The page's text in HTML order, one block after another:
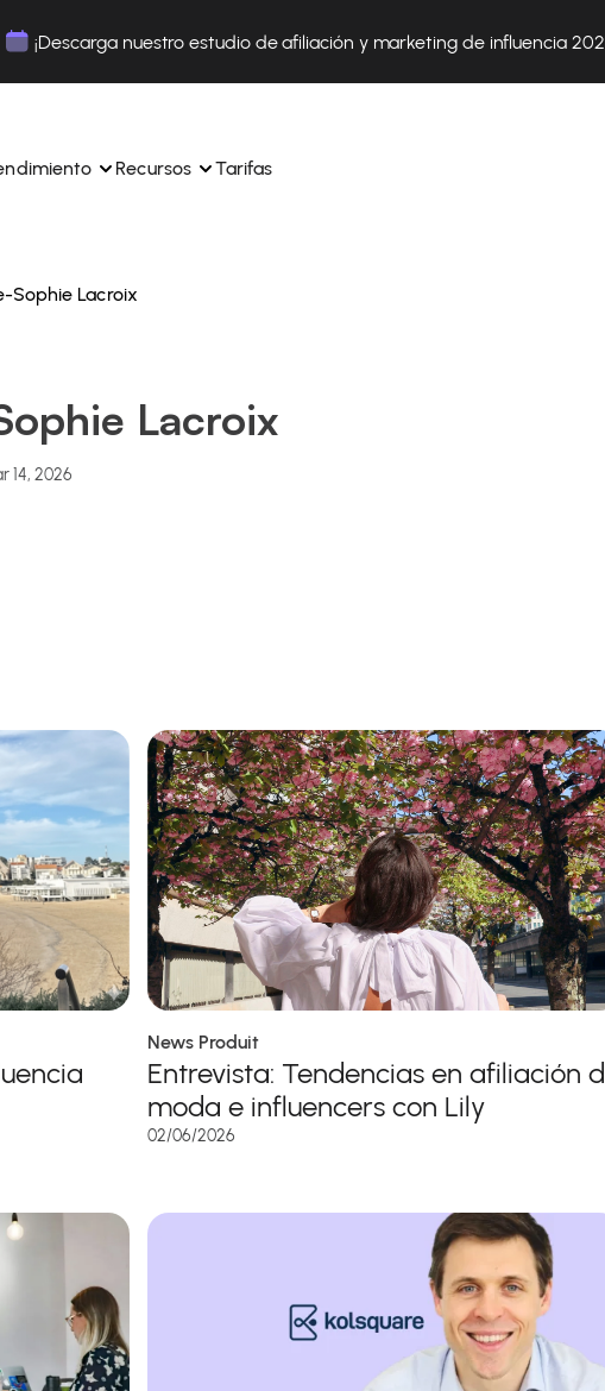
¡Descarga nuestro estudio de afiliación y marketing de influencia
afiliados desde una única
de tus afiliados con
tus campañas y TikTok Shop desde un solo
desde la aplicación.
y gestiona los pagos de tus afiliados con
Recursos
Sigue nuestros consejos, noticias y tendencias del
Tarifas
Sophie Lacroix
Lacroix
14, 2026
News Produit
Entrevista: Tendencias en afiliación
moda e influencers con Lily
02/06/2026